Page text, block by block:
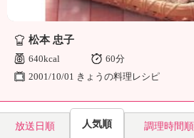
き
ょ
理
松本 忠子
640kcal
60分
2001/10/01 きょうの料理レシピ
放送日順 人気順 調理時間順